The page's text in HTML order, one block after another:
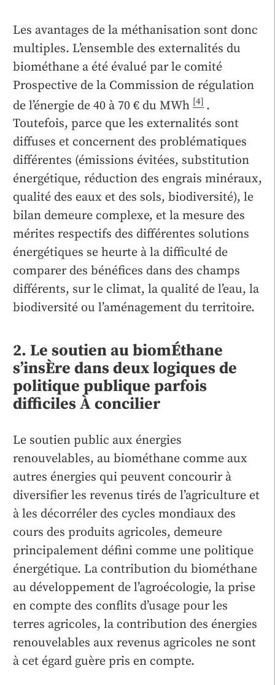
Les avantages de la méthanisation sont donc
multiples. L’ensemble des externalités du
biométhane a été évalué par le comité
Prospective de la Commission de régulation
de l’énergie de 40 à 70 € du MWh [4] .
Toutefois, parce que les externalités sont
diffuses et concernent des problématiques
différentes (émissions évitées, substitution
énergétique, réduction des engrais minéraux,
qualité des eaux et des sols, biodiversité), le
bilan demeure complexe, et la mesure des
mérites respectifs des différentes solutions
énergétiques se heurte à la difficulté de
comparer des bénéfices dans des champs
différents, sur le climat, la qualité de l’eau, la
biodiversité ou l’aménagement du territoire.
2. Le soutien au biomÉthane
s’insÈre dans deux logiques de
politique publique parfois
difficiles À concilier
Le soutien public aux énergies
renouvelables, au biométhane comme aux
autres énergies qui peuvent concourir à
diversifier les revenus tirés de l’agriculture et
à les décorréler des cycles mondiaux des
cours des produits agricoles, demeure
principalement défini comme une politique
énergétique. La contribution du biométhane
au développement de l’agroécologie, la prise
en compte des conflits d’usage pour les
terres agricoles, la contribution des énergies
renouvelables aux revenus agricoles ne sont
à cet égard guère pris en compte.